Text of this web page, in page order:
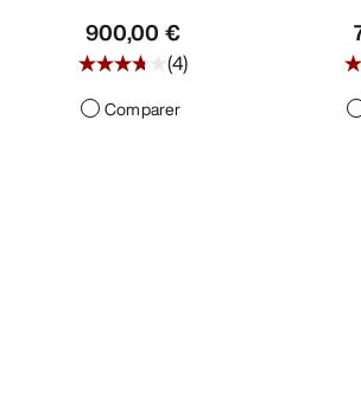
900,00 €
(4)
Comparer